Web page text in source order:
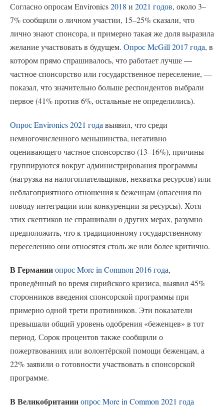
Согласно опросам Environics2018 и 2021 годов, около 3–
7% сообщили о личном участии, 15–25% сказали, что
лично знают спонсора, и примерно такая же доля выразила
желание участвовать в будущем. Опрос McGill 2017 года, в
котором прямо спрашивалось, что работает лучше —
частное спонсорство или государственное переселение, —
показал, что значительно больше респондентов выбрали
первое (41% против 6%, остальные не определились).
Опрос Environics 2021 года выявил, что среди
немногочисленного меньшинства, негативно
оценивающего частное спонсорство (13–16%), причины
группируются вокруг администрирования программы
(нагрузка на налогоплательщиков, нехватка ресурсов) или
неблагоприятного отношения к беженцам (опасения по
поводу интеграции или конкуренции за ресурсы). Хотя
этих скептиков не спрашивали о других мерах, разумно
предположить, что к традиционному государственному
переселению они относятся столь же или более критично.
В Германииопрос More in Common 2016 года,
проведённый во время сирийского кризиса, выявил 45%
сторонников введения спонсорской программы при
примерно одной трети противников. Эти показатели
превышали общий уровень одобрения «беженцев» в тот
период. Сорок процентов также сообщили о
пожертвованиях или волонтёрской помощи беженцам, а
22% заявили о готовности участвовать в спонсорской
программе.
В Великобританииопрос More in Common 2021 года